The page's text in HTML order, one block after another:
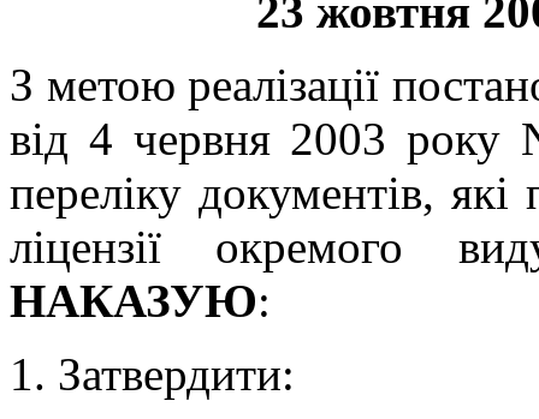
23 жовтня
З метою реалізації
від 4 червня 2003 року
переліку документів,
ліцензії окремого
НАКАЗУЮ:
1. Затвердити: